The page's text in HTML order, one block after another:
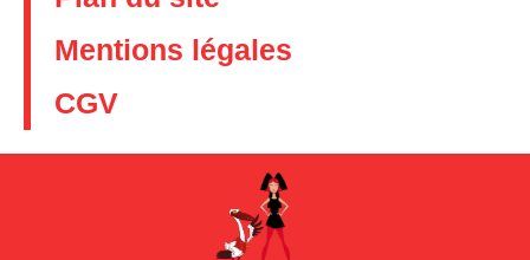
Mentions légales
CGV